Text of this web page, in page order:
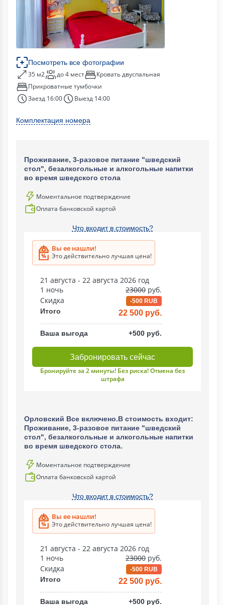
Посмотреть все фотографии
35 м2 до 4 мест
Кровать двуспальная
Прикроватные тумбочки
Заезд 16:00
Выезд 14:00
Комплектация номера
Проживание, 3-разовое питание "шведский
стол", безалкогольные и алкогольные напитки
во время шведского стола
Моментальное подтверждение
Оплата банковской картой
Что входит в стоимость?
Вы ее нашли!
Это действительно лучшая цена!
21 августа - 22 августа 2026 год
1 ночь
23000 руб.
Скидка
-500 RUB
Итого 22 500 руб.
Ваша выгода +500 руб.
Забронировать сейчас
Бронируйте за 2 минуты! Без риска! Отмена без
штрафа
Орловский Все включено.В стоимость входит:
Проживание, 3-разовое питание "шведский
стол", безалкогольные и алкогольные напитки
во время шведского стола.
Моментальное подтверждение
Оплата банковской картой
Что входит в стоимость?
Вы ее нашли!
Это действительно лучшая цена!
21 августа - 22 августа 2026 год
1 ночь
23000 руб.
Скидка
-500 RUB
Итого 22 500 руб.
Ваша выгода +500 руб.